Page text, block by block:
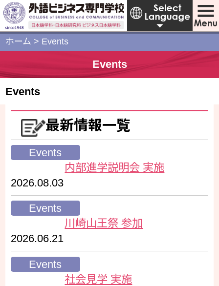
ホーム > Events
Events
Events
最新情報一覧
Events
内部進学説明会 実施
2026.08.03
Events
川崎山王祭 参加
2026.06.21
Events
社会見学 実施